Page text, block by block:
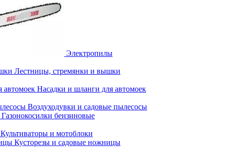
Электропилы
Лестницы, стремянки и вышки
Насадки и шланги для автомоек
Воздуходувки и садовые пылесосы
Газонокосилки бензиновые
Культиваторы и мотоблоки
Кусторезы и садовые ножницы